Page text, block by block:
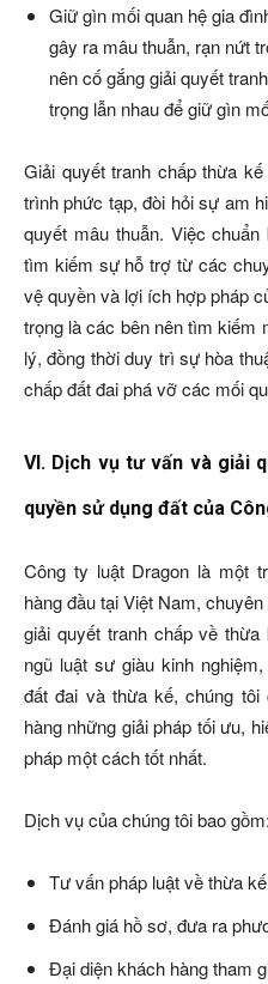
Giữ gìn mối quan hệ gia
gây ra mâu thuẫn, rạn nứt
nên cố gắng giải quyết
trọng lẫn nhau để giữ gìn
Giải quyết tranh chấp thừa
trình phức tạp, đòi hỏi sự am
quyết mâu thuẫn. Việc
tìm kiếm sự hỗ trợ từ các
vệ quyền và lợi ích hợp pháp
trọng là các bên nên tìm kiếm
lý, đồng thời duy trì sự hòa
chấp đất đai phá vỡ các mối
VI. Dịch vụ tư vấn và giải
quyền sử dụng đất của
Công ty luật Dragon là một
hàng đầu tại Việt Nam,
giải quyết tranh chấp về
ngũ luật sư giàu kinh
đất đai và thừa kế, chúng
hàng những giải pháp tối ưu,
pháp một cách tốt nhất.
Dịch vụ của chúng tôi bao gồm:
Tư vấn pháp luật về thừa
Đánh giá hồ sơ, đưa ra
Đại diện khách hàng tham